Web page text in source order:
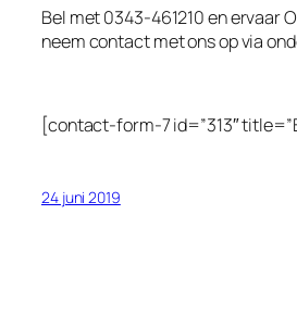
Bel met 0343-461210 en ervaar
neem contact met ons op via
[contact-form-7 id=”313″
24 juni 2019